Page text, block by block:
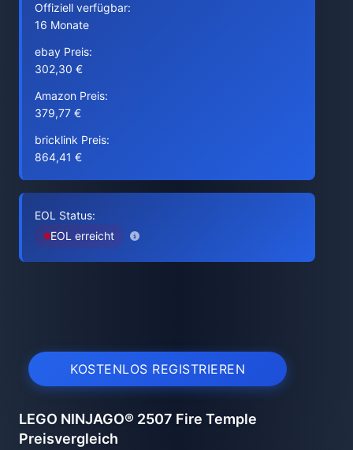
Offiziell verfügbar:
16 Monate
ebay Preis:
302,30 €
Amazon Preis:
379,77 €
bricklink Preis:
864,41 €
EOL Status:
EOL erreicht
KOSTENLOS REGISTRIEREN
LEGO NINJAGO® 2507 Fire Temple
Preisvergleich